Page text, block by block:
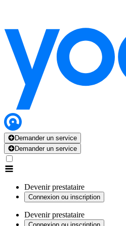
Demander un service
Demander un service
Devenir prestataire
Connexion ou inscription
Devenir prestataire